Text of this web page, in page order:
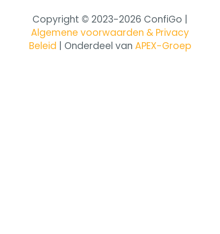
Copyright © 2023-2026 ConfiGo |
Algemene voorwaarden & Privacy
Beleid | Onderdeel van APEX-Groep